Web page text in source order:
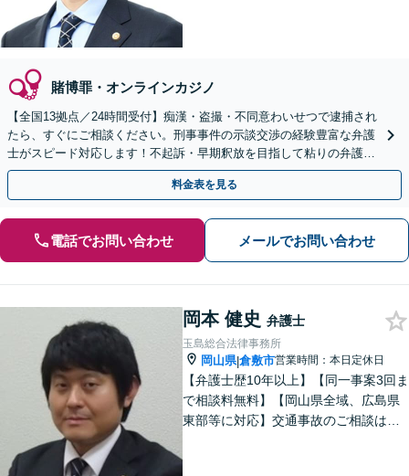
賭博罪・オンラインカジノ
【全国13拠点／24時間受付】痴漢・盗撮・不同意わいせつで逮捕され
たら、すぐにご相談ください。刑事事件の示談交渉の経験豊富な弁護
士がスピード対応します！不起訴・早期釈放を目指して粘りの弁護活
動を行います。
料金表を見る
電話でお問い合わせ メールでお問い合わせ
岡本 健史 弁護士
玉島総合法律事務所
岡山県|倉敷市営業時間：本日定休日
【弁護士歴10年以上】【同一事案3回ま
で相談料無料】【岡山県全域、広島県
東部等に対応】交通事故のご相談はお